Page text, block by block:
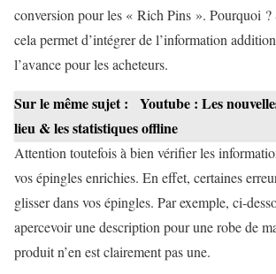
conversion pour les « Rich Pins ». Pourquoi ?
cela permet d’intégrer de l’information
l’avance pour les acheteurs.
Sur le même sujet :
Youtube : Les
lieu & les statistiques offline
Attention toutefois à bien vérifier les
vos épingles enrichies. En effet, certaines
glisser dans vos épingles. Par exemple, ci-
apercevoir une description pour une robe de
produit n’en est clairement pas une.